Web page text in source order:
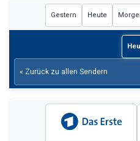
Gestern Heute
« Zurück zu allen Sendern